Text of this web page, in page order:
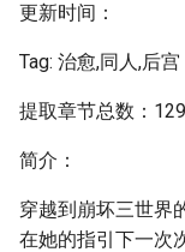
更新时间：
Tag: 治愈,同人,后宫
提取章节总数：129
简介：
穿越到崩坏三世界
在她的指引下一次